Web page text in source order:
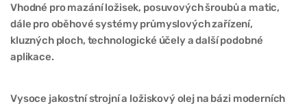
Vhodné pro mazání ložisek, posuvových šroubů a matic,
dále pro oběhové systémy průmyslových zařízení,
kluzných ploch, technologické účely a další podobné
aplikace.
Vysoce jakostní strojní a ložiskový olej na bázi moderních